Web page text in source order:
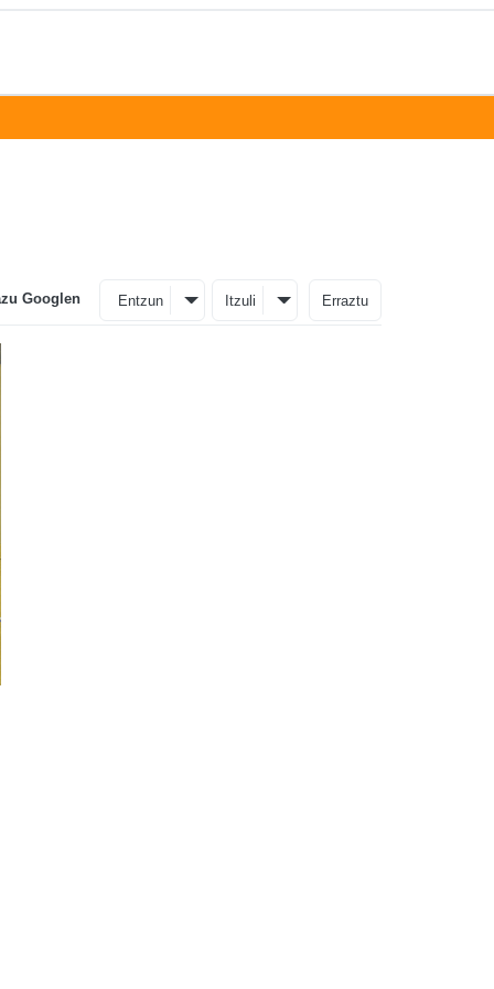
Googlen Entzun Itzuli Erraztu